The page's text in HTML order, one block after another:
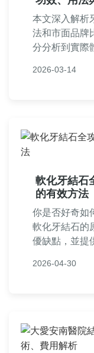
本文深入解析
法和市面品牌
分分析到實際
格和個人使用
2026-03-14
軟化牙結石
的有效方法
你是否好奇如
軟化牙結石的
優缺點，並提
2026-04-30